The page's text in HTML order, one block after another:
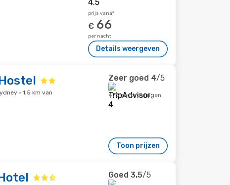
prijs vanaf
€ 66
per nacht
Details weergeven
· 1,5 km van
Zeer goed 4/5
476 beoordelingen
Toon prijzen
Goed 3,5/5